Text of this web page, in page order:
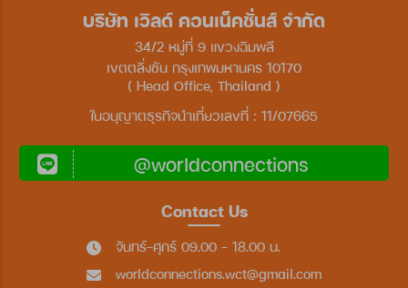
บริษัท เวิลด์ คอนเน็คชั่นส์ จำกัด
34/2 หมู่ที่ 9 แขวงฉิมพลี
เขตตลิ่งชัน กรุงเทพมหานคร 10170
( Head Office, Thailand )
ใบอนุญาตธุรกิจนำเที่ยวเลขที่ : 11/07665
@worldconnections
Contact Us
จันทร์-ศุกร์ 09.00 - 18.00 น.
worldconnections.wct@gmail.com